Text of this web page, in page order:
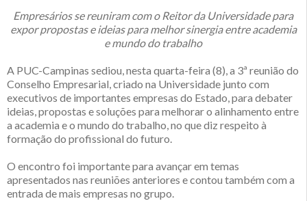
Empresários se reuniram com o Reitor da Universidade para
expor propostas e ideias para melhor sinergia entre academia
e mundo do trabalho
A PUC-Campinas sediou, nesta quarta-feira (8), a 3ª reunião do
Conselho Empresarial, criado na Universidade junto com
executivos de importantes empresas do Estado, para debater
ideias, propostas e soluções para melhorar o alinhamento entre
a academia e o mundo do trabalho, no que diz respeito à
formação do profissional do futuro.
O encontro foi importante para avançar em temas
apresentados nas reuniões anteriores e contou também com a
entrada de mais empresas no grupo.